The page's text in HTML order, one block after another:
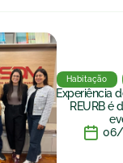
Habitação
Experiência
REURB é